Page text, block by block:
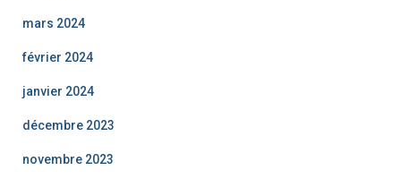
mars 2024
février 2024
janvier 2024
décembre 2023
novembre 2023